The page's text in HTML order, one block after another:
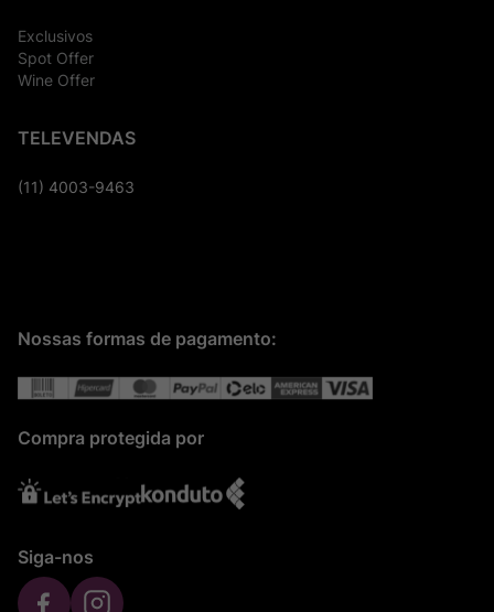
Exclusivos
Spot Offer
Wine Offer
TELEVENDAS
(11) 4003-9463
Nossas formas de pagamento:
Compra protegida por
Siga-nos